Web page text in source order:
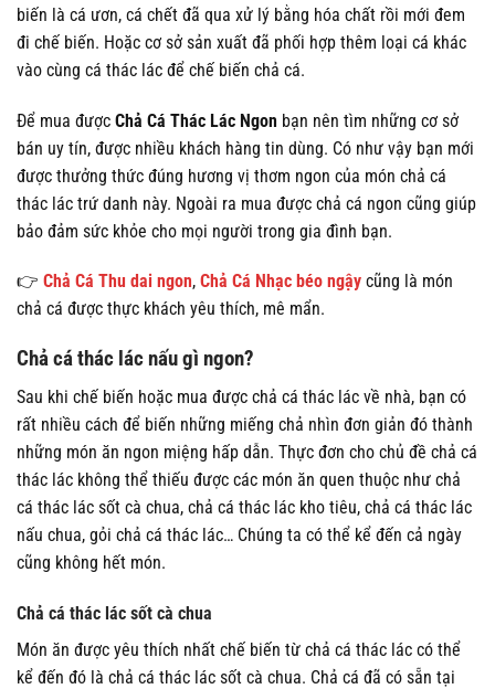
biến là cá ươn, cá chết đã qua xử lý bằng hóa chất rồi mới đem
đi chế biến. Hoặc cơ sở sản xuất đã phối hợp thêm loại cá khác
vào cùng cá thác lác để chế biến chả cá.
Để mua được Chả Cá Thác Lác Ngon bạn nên tìm những cơ sở
bán uy tín, được nhiều khách hàng tin dùng. Có như vậy bạn mới
được thưởng thức đúng hương vị thơm ngon của món chả cá
thác lác trứ danh này. Ngoài ra mua được chả cá ngon cũng giúp
bảo đảm sức khỏe cho mọi người trong gia đình bạn.
👉 Chả Cá Thu dai ngon, Chả Cá Nhạc béo ngậy cũng là món
chả cá được thực khách yêu thích, mê mẩn.
Chả cá thác lác nấu gì ngon?
Sau khi chế biến hoặc mua được chả cá thác lác về nhà, bạn có
rất nhiều cách để biến những miếng chả nhìn đơn giản đó thành
những món ăn ngon miệng hấp dẫn. Thực đơn cho chủ đề chả cá
thác lác không thể thiếu được các món ăn quen thuộc như chả
cá thác lác sốt cà chua, chả cá thác lác kho tiêu, chả cá thác lác
nấu chua, gỏi chả cá thác lác… Chúng ta có thể kể đến cả ngày
cũng không hết món.
Chả cá thác lác sốt cà chua
Món ăn được yêu thích nhất chế biến từ chả cá thác lác có thể
kể đến đó là chả cá thác lác sốt cà chua. Chả cá đã có sẵn tại